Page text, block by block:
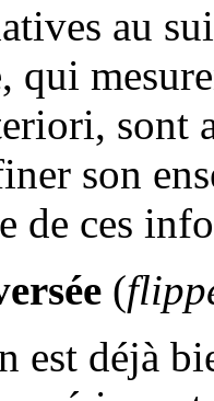
au
qui
sont
son
de ces
(
est déjà